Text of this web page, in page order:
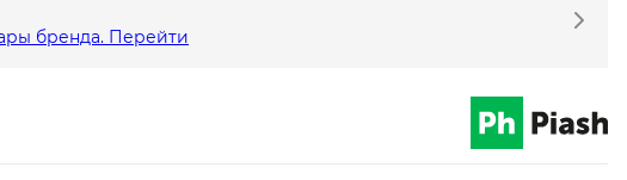
бренда. Перейти